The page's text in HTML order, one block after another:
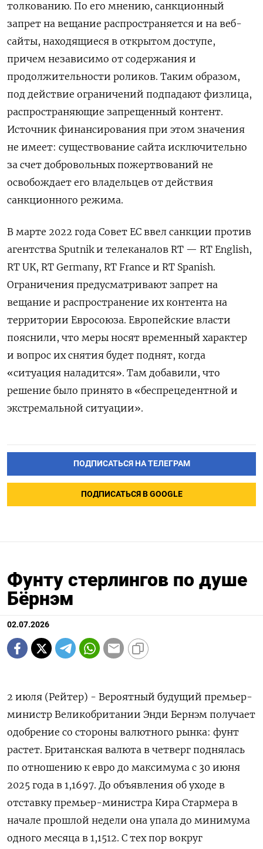
толкованию. По его мнению, санкционный
запрет на вещание распространяется и на веб-
сайты, находящиеся в открытом доступе,
причем независимо от содержания и
продолжительности роликов. Таким образом,
под действие ограничений подпадают физлица,
распространяющие запрещенный контент.
Источник финансирования при этом значения
не имеет: существование сайта исключительно
за счет добровольных пожертвований не
освобождает его владельцев от действия
санкционного режима.
В марте 2022 года Совет ЕС ввел санкции против
агентства Sputnik и телеканалов RT — RT English,
RT UK, RT Germany, RT France и RT Spanish.
Ограничения предусматривают запрет на
вещание и распространение их контента на
территории Евросоюза. Европейские власти
пояснили, что меры носят временный характер
и вопрос их снятия будет поднят, когда
«ситуация наладится». Там добавили, что
решение было принято в «беспрецедентной и
экстремальной ситуации».
ПОДПИСАТЬСЯ НА ТЕЛЕГРАМ
ПОДПИСАТЬСЯ В GOOGLE
Фунту стерлингов по душе
Бёрнэм
02.07.2026
2 июля (Рейтер) - Вероятный будущий премьер-
министр Великобритании Энди Бернэм получает
одобрение со стороны валютного рынка: фунт
растет. Британская ‌валюта в четверг поднялась
по отношению к евро до максимума с 30 июня
2025 года ​в 1,1697. ​До объявления ​об уходе в
⁠отставку премьер-министра Кира Стармера ‌в
начале прошлой недели ‌она упала до минимума
одного месяца в 1,1512. С тех ​пор вокруг